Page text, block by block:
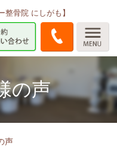
骨院 にしがも】
の声
声